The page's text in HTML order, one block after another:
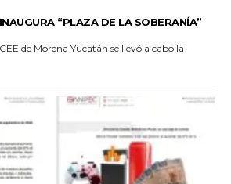
“PLAZA DE LA SOBERANÍA”
de Morena Yucatán se llevó a cabo la